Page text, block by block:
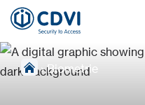
›Biometrie